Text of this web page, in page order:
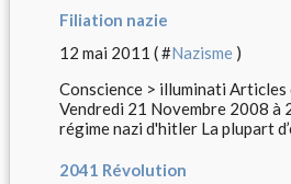
Filiation nazie
12 mai 2011 ( #Nazisme )
Conscience > illuminati
Vendredi 21 Novembre 2008 à
régime nazi d'hitler La plupart
2041 Révolution